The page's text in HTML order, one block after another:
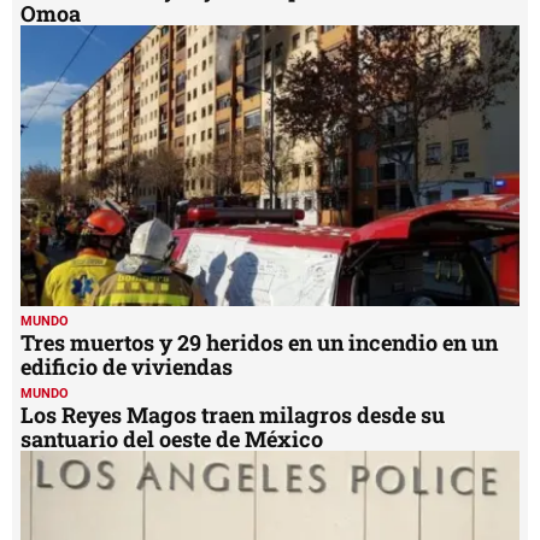
Omoa
MUNDO
Tres muertos y 29 heridos en un incendio en un
edificio de viviendas
MUNDO
Los Reyes Magos traen milagros desde su
santuario del oeste de México